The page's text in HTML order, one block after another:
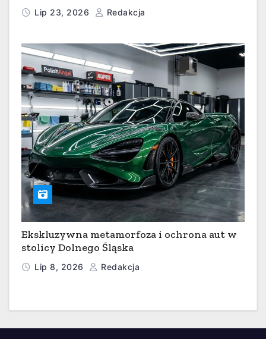
Lip 23, 2026 Redakcja
Ekskluzywna metamorfoza i ochrona aut w
stolicy Dolnego Śląska
Lip 8, 2026 Redakcja